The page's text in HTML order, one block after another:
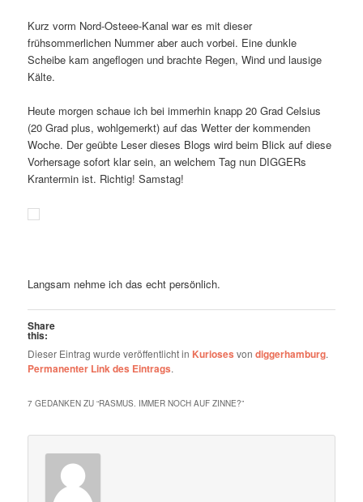
Kurz vorm Nord-Osteee-Kanal war es mit dieser
frühsommerlichen Nummer aber auch vorbei. Eine dunkle
Scheibe kam angeflogen und brachte Regen, Wind und lausige
Kälte.
Heute morgen schaue ich bei immerhin knapp 20 Grad Celsius
(20 Grad plus, wohlgemerkt) auf das Wetter der kommenden
Woche. Der geübte Leser dieses Blogs wird beim Blick auf diese
Vorhersage sofort klar sein, an welchem Tag nun DIGGERs
Krantermin ist. Richtig! Samstag!
Langsam nehme ich das echt persönlich.
Share
this:
Dieser Eintrag wurde veröffentlicht in Kurioses vondiggerhamburg.
Permanenter Link des Eintrags.
7 GEDANKEN ZU “RASMUS. IMMER NOCH AUF ZINNE?”